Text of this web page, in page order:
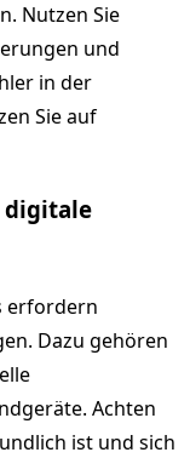
Nutzen Sie
und
in der
Sie auf
digitale
erfordern
Dazu gehören
Achten
ist und sich